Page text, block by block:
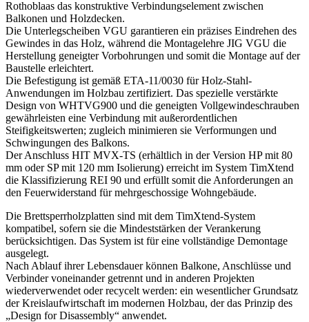
Rothoblaas das konstruktive Verbindungselement zwischen
Balkonen und Holzdecken.
Die Unterlegscheiben VGU garantieren ein präzises Eindrehen des
Gewindes in das Holz, während die Montagelehre JIG VGU die
Herstellung geneigter Vorbohrungen und somit die Montage auf der
Baustelle erleichtert.
Die Befestigung ist gemäß ETA-11/0030 für Holz-Stahl-
Anwendungen im Holzbau zertifiziert. Das spezielle verstärkte
Design von WHTVG900 und die geneigten Vollgewindeschrauben
gewährleisten eine Verbindung mit außerordentlichen
Steifigkeitswerten; zugleich minimieren sie Verformungen und
Schwingungen des Balkons.
DerAnschluss HIT MVX-TS (erhältlich in der Version HP mit 80
mm oder SP mit 120 mm Isolierung) erreicht im System TimXtend
die Klassifizierung REI 90 und erfüllt somit die Anforderungen an
den Feuerwiderstand für mehrgeschossige Wohngebäude.
Die Brettsperrholzplatten sind mit dem TimXtend-System
kompatibel, sofern sie die Mindeststärken der Verankerung
berücksichtigen. Das System ist für eine vollständige Demontage
ausgelegt.
Nach Ablauf ihrer Lebensdauer können Balkone, Anschlüsse und
Verbinder voneinander getrennt und in anderen Projekten
wiederverwendet oder recycelt werden: ein wesentlicher Grundsatz
der Kreislaufwirtschaft im modernen Holzbau, der das Prinzip des
„Design for Disassembly“ anwendet.